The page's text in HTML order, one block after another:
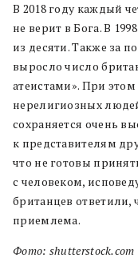
В 2018 году каждый
не верит в Бога. В
из десяти. Также за
выросло число
атеистами». При
нерелигиозных
сохраняется очень
к представителям
что не готовы
с человеком,
британцев ответили,
приемлема.
Фото: shutterstock.com